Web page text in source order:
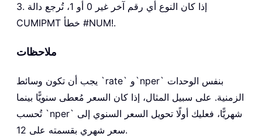
3. إذا كان النوع أي رقم آخر غير 0 أو 1، تُرجع دالة
CUMIPMT خطأ #NUM!.
ملاحظات
يجب أن تكون وسائط `rate` و`nper` بنفس الوحدات
الزمنية. على سبيل المثال، إذا كان السعر مُعطى سنويًّا بينما
تُحسب `nper` شهريًّا، فعليك أولًا تحويل السعر السنوي إلى
سعر شهري بقسمته على 12.